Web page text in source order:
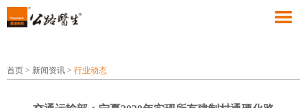
首页 > 新闻资讯 > 行业动态